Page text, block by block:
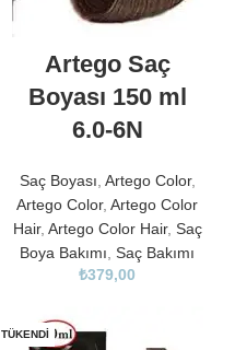
Artego Saç
Boyası 150 ml
6.0-6N
Saç Boyası Artego Color,
Artego Color, Artego Color
Hair, Artego Color Hair, Saç
Boya Bakımı Saç Bakımı
₺379,00
TÜKENDI